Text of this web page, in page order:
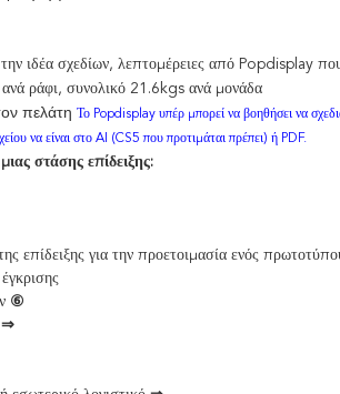
ιδέα σχεδίων, λεπτομέρειες από Popdisplay
ράφι, συνολικό 21.6kgs ανά μονάδα
πελάτη Το Popdisplay υπέρ μπορεί να βοηθήσει να
να είναι στο AI (CS5 που προτιμάται πρέπει) ή PDF.
στάσης επίδειξης:
επίδειξης για την προετοιμασία ενός
έγκρισης
⑥
⇒